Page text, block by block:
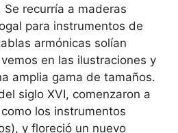
recurría a maderas
para instrumentos de
armónicas solían
en las ilustraciones y
amplia gama de tamaños.
siglo XVI, comenzaron a
los instrumentos
y floreció un nuevo